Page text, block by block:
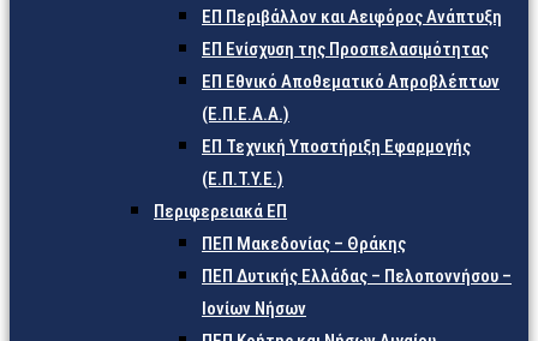
ΕΠ Περιβάλλον και Αειφόρος Ανάπτυξη
ΕΠ Ενίσχυση της Προσπελασιμότητας
ΕΠ Εθνικό Αποθεματικό Απροβλέπτων
(Ε.Π.Ε.Α.Α.)
ΕΠ Τεχνική Υποστήριξη Εφαρμογής
(Ε.Π.Τ.Υ.Ε.)
Περιφερειακά ΕΠ
ΠΕΠ Μακεδονίας – Θράκης
ΠΕΠ Δυτικής Ελλάδας – Πελοποννήσου –
Ιονίων Νήσων